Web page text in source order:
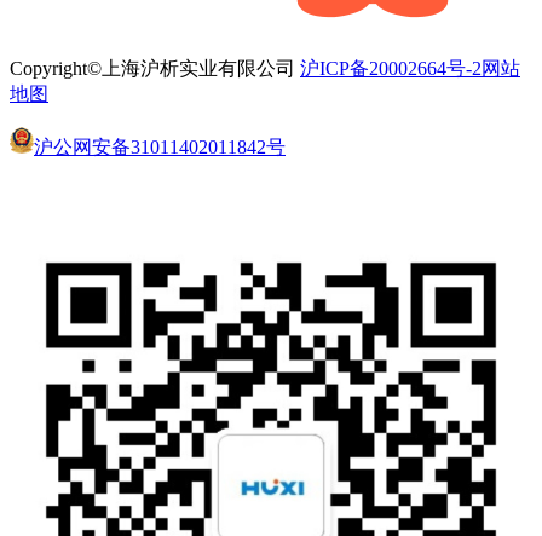
Copyright©上海沪析实业有限公司 沪ICP备20002664号-2网站
地图
沪公网安备31011402011842号